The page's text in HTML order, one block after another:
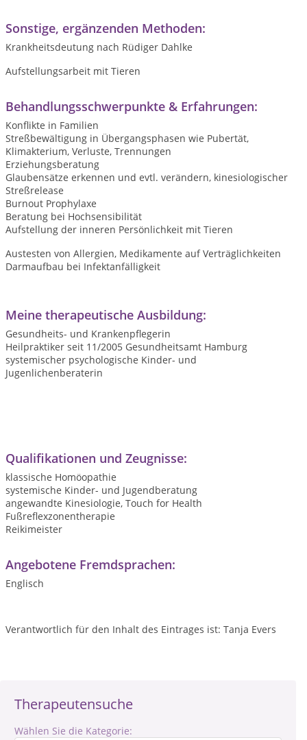
Therapeutensuche
Wählen Sie die Kategorie:
Sonstige, ergänzenden Methoden:
Krankheitsdeutung nach Rüdiger Dahlke
Aufstellungsarbeit mit Tieren
Behandlungsschwerpunkte & Erfahrungen:
Konflikte in Familien
Streßbewältigung in Übergangsphasen wie Pubertät,
Klimakterium, Verluste, Trennungen
Erziehungsberatung
Glaubensätze erkennen und evtl. verändern, kinesiologischer
Streßrelease
Burnout Prophylaxe
Beratung bei Hochsensibilität
Aufstellung der inneren Persönlichkeit mit Tieren
Austesten von Allergien, Medikamente auf Verträglichkeiten
Darmaufbau bei Infektanfälligkeit
Meine therapeutische Ausbildung:
Gesundheits- und Krankenpflegerin
Heilpraktiker seit 11/2005 Gesundheitsamt Hamburg
systemischer psychologische Kinder- und
Jugenlichenberaterin
Qualifikationen und Zeugnisse:
klassische Homöopathie
systemische Kinder- und Jugendberatung
angewandte Kinesiologie, Touch for Health
Fußreflexzonentherapie
Reikimeister
Angebotene Fremdsprachen:
Englisch
Verantwortlich für den Inhalt des Eintrages ist: Tanja Evers